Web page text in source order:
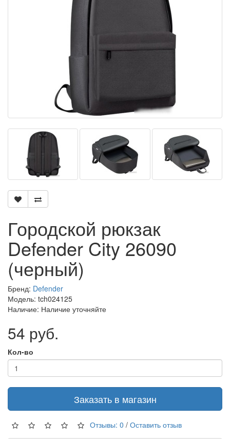
Городской рюкзак
Defender City 26090
(черный)
Бренд: Defender
Модель: tch024125
Наличие: Наличие уточняйте
54 руб.
Кол-во
Заказать в магазин
Отзывы: 0 / Оставить отзыв